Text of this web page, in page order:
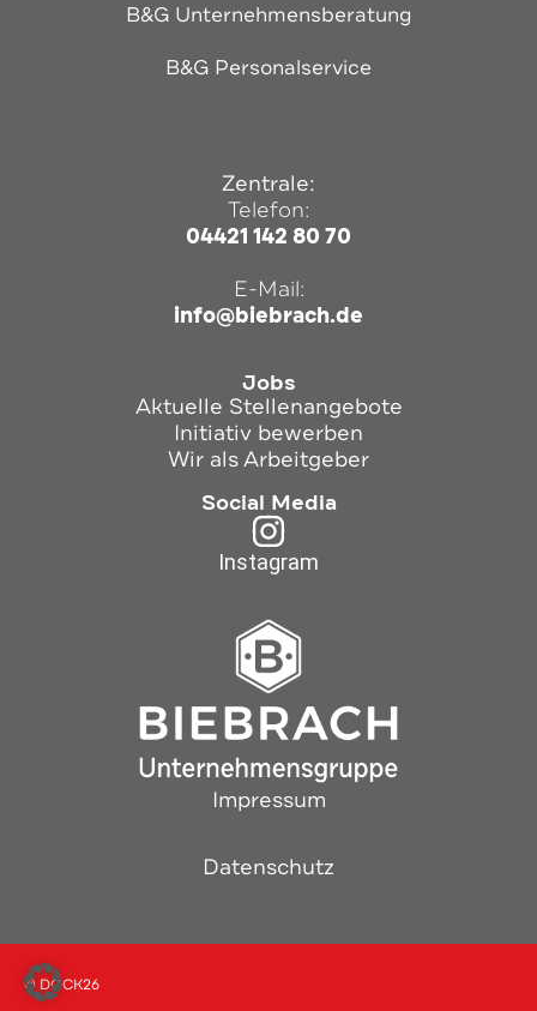
B&G Unternehmensberatung
B&G Personalservice
Zentrale:
Telefon:
04421 142 80 70
E-Mail:
info@biebrach.de
Jobs
Aktuelle Stellenangebote
Initiativ bewerben
Wir als Arbeitgeber
Social Media
Instagram
Impressum
Datenschutz
© DOCK26